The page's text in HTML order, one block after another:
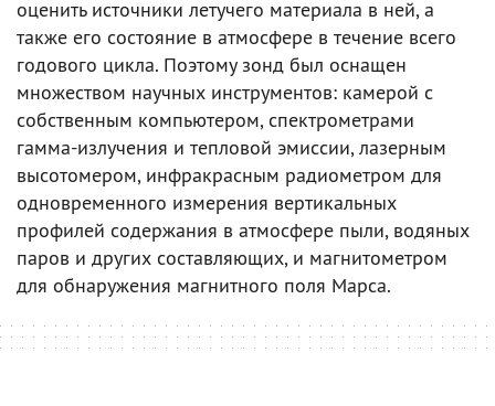
оценить источники летучего материала в ней, а
также его состояние в атмосфере в течение всего
годового цикла. Поэтому зонд был оснащен
множеством научных инструментов: камерой с
собственным компьютером, спектрометрами
гамма-излучения и тепловой эмиссии, лазерным
высотомером, инфракрасным радиометром для
одновременного измерения вертикальных
профилей содержания в атмосфере пыли, водяных
паров и других составляющих, и магнитометром
для обнаружения магнитного поля Марса.